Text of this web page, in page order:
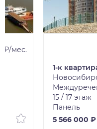
₽/мес.
1-к
15 / 17 этаж
Панель
5 566 000 ₽